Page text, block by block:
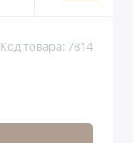
Код товара: 7814